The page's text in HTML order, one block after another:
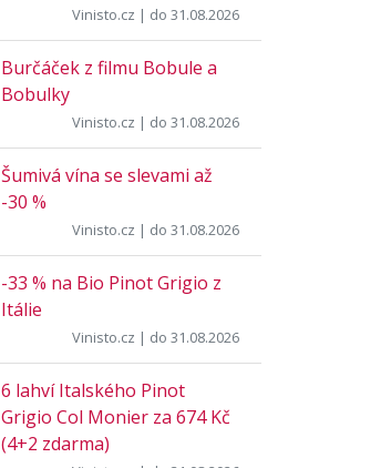
Vinisto.cz | do 31.08.2026
Burčáček z filmu Bobule a
Bobulky
Vinisto.cz | do 31.08.2026
Šumivá vína se slevami až
-30 %
Vinisto.cz | do 31.08.2026
-33 % na Bio Pinot Grigio z
Itálie
Vinisto.cz | do 31.08.2026
6 lahví Italského Pinot
Grigio Col Monier za 674 Kč
(4+2 zdarma)